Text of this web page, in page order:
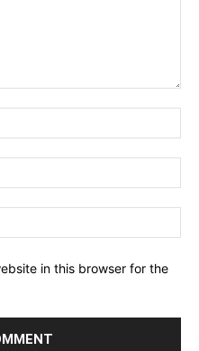
in this browser for the